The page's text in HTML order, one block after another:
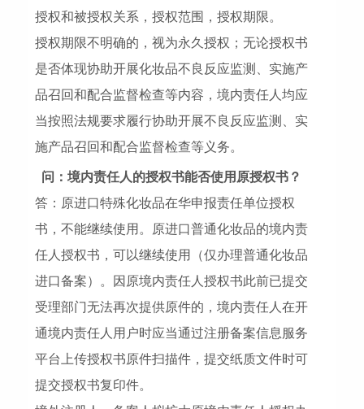
授权和被授权关系，授权范围，授权期限。
授权期限不明确的，视为永久授权；无论授权书
是否体现协助开展化妆品不良反应监测、实施产
品召回和配合监督检查等内容，境内责任人均应
当按照法规要求履行协助开展不良反应监测、实
施产品召回和配合监督检查等义务。
问：境内责任人的授权书能否使用原授权书？
答：原进口特殊化妆品在华申报责任单位授权
书，不能继续使用。原进口普通化妆品的境内责
任人授权书，可以继续使用（仅办理普通化妆品
进口备案）。因原境内责任人授权书此前已提交
受理部门无法再次提供原件的，境内责任人在开
通境内责任人用户时应当通过注册备案信息服务
平台上传授权书原件扫描件，提交纸质文件时可
提交授权书复印件。